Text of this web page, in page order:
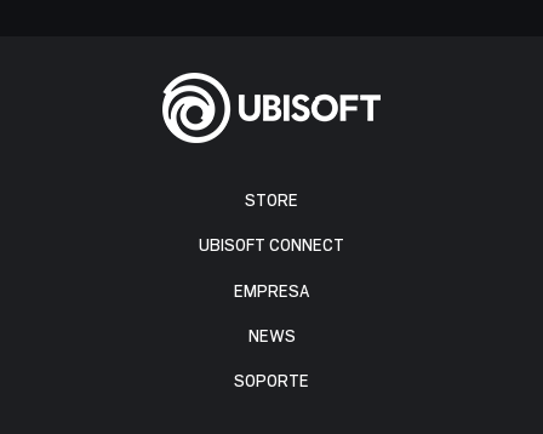
STORE
UBISOFT CONNECT
EMPRESA
NEWS
SOPORTE